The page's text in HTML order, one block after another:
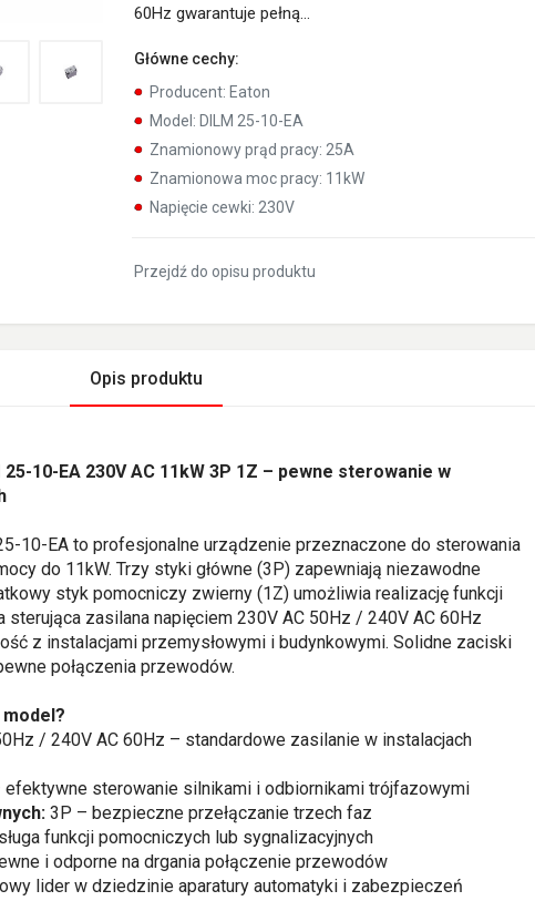
60Hz gwarantuje pełną...
Główne cechy:
Producent: Eaton
Model: DILM 25-10-EA
Znamionowy prąd pracy: 25A
Znamionowa moc pracy: 11kW
Napięcie cewki: 230V
Przejdź do opisu produktu
Opis produktu
10-EA 230V AC 11kW 3P 1Z – pewne sterowanie w
10-EA to profesjonalne urządzenie przeznaczone do sterowania
do 11kW. Trzy styki główne (3P) zapewniają niezawodne
styk pomocniczy zwierny (1Z) umożliwia realizację funkcji
sterująca zasilana napięciem 230V AC 50Hz / 240V AC 60Hz
z instalacjami przemysłowymi i budynkowymi. Solidne zaciski
połączenia przewodów.
/ 240V AC 60Hz – standardowe zasilanie w instalacjach
efektywne sterowanie silnikami i odbiornikami trójfazowymi
3P – bezpieczne przełączanie trzech faz
funkcji pomocniczych lub sygnalizacyjnych
i odporne na drgania połączenie przewodów
lider w dziedzinie aparatury automatyki i zabezpieczeń